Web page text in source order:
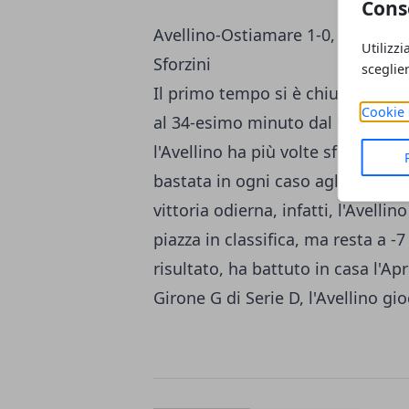
Cookie
Avellino-Ostiamare 1-0, basta
Sforzini
Il primo tempo si è chiuso con i
al 34-esimo minuto dal bomber
l'Avellino ha più volte sfiorato il
bastata in ogni caso agli irpini
vittoria odierna, infatti,
piazza in classifica, ma resta a -
risultato, ha battuto in casa
Girone G di Serie D, l'Avellino